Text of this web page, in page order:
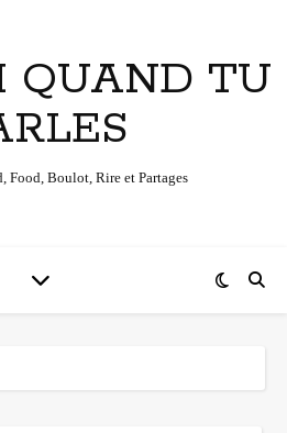
QUAND TU
Boulot, Rire et Partages